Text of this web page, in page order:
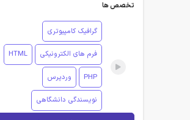
تخصص ها
گرافیک کامپیوتری
فرم های الکترونیکی HTML
PHP وردپرس
نویسندگی دانشگاهی